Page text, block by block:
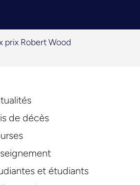
prix Robert Wood
de décès
et étudiants